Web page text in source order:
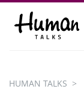
HUMAN TALKS